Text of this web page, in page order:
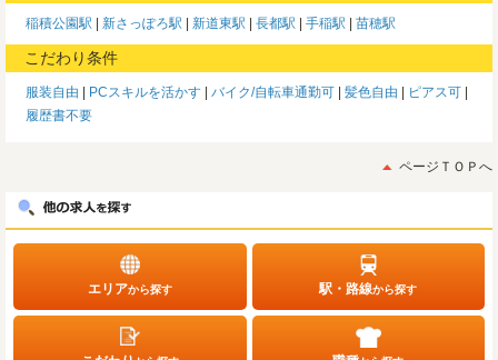
稲積公園駅 新さっぽろ駅 新道東駅 長都駅 手稲駅 苗穂駅
こだわり条件
服装自由 PCスキルを活かす バイク/自転車通勤可 髪色自由
ピアス可
履歴書不要
ページＴＯＰへ
エリアから探す 駅・路線から探す